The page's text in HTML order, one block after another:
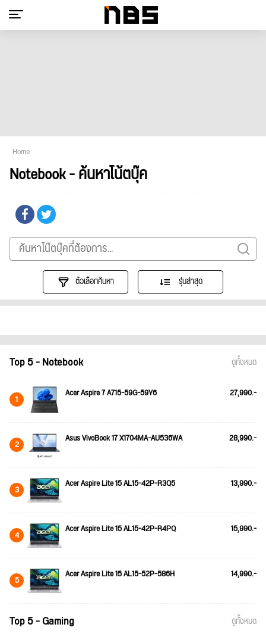
Home
Notebook - ค้นหาโน้ตบุ๊ค
ตัวเลือกค้นหา รุ่นล่าสุด
Top 5 - Notebook ดูทั้งหมด
1 Acer Aspire 7 A715-59G-59Y6 27,990.-
2 Asus VivoBook 17 X1704MA-AU536WA 28,990.-
3 Acer Aspire Lite 15 AL15-42P-R3Q5 13,990.-
4 Acer Aspire Lite 15 AL15-42P-R4PQ 15,990.-
5 Acer Aspire Lite 15 AL15-52P-586H 14,990.-
Top 5 - Gaming ดูทั้งหมด